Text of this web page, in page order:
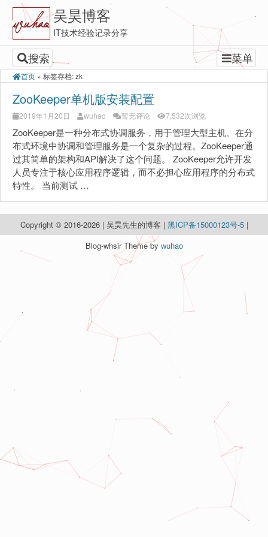
吴昊博客
IT技术经验记录分享
搜索 菜单
首页 » 标签存档: zk
ZooKeeper单机版安装配置
2019年1月20日 wuhao 暂无评论 7,532次浏览
ZooKeeper是一种分布式协调服务，用于管理大型主机。在分
布式环境中协调和管理服务是一个复杂的过程。ZooKeeper通
过其简单的架构和API解决了这个问题。 ZooKeeper允许开发
人员专注于核心应用程序逻辑，而不必担心应用程序的分布式
特性。 当前测试 …
Copyright © 2016-2026 | 吴昊先生的博客 | 黑ICP备15000123号-5 |
Blog-whsir Theme by wuhao